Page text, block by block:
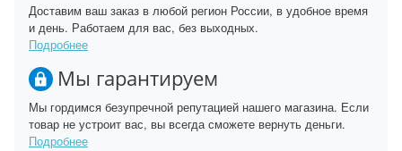
Доставим ваш заказ в любой регион России, в удобное время
и день. Работаем для вас, без выходных.
Подробнее
Мы гарантируем
Мы гордимся безупречной репутацией нашего магазина. Если
товар не устроит вас, вы всегда сможете вернуть деньги.
Подробнее